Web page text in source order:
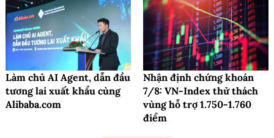
Làm chủ AI Agent, dẫn đầu
tương lai xuất khẩu cùng
Alibaba.com
Nhận định chứng khoán
7/8: VN-Index thử thách
vùng hỗ trợ 1.750-1.760
điểm